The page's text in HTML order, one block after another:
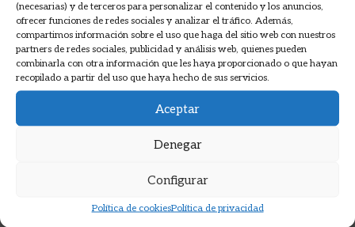
(necesarias) y de terceros para personalizar el contenido y los anuncios,
ofrecer funciones de redes sociales y analizar el tráfico. Además,
compartimos información sobre el uso que haga del sitio web con nuestros
partners de redes sociales, publicidad y análisis web, quienes pueden
combinarla con otra información que les haya proporcionado o que hayan
recopilado a partir del uso que haya hecho de sus servicios.
Aceptar
Denegar
Configurar
Política de cookiesPolítica de privacidad
LA SASTRERIA GARNACHA
BLANCA (CARIÑENA)
10,50€